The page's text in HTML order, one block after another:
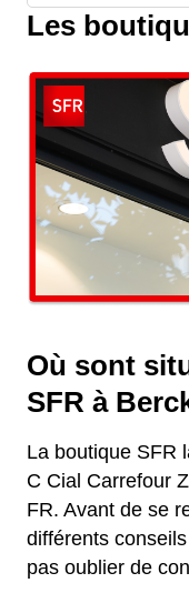
Les
Où sont
SFR à
La boutique SFR
C Cial Carrefour
FR. Avant de se
différents
pas oublier de